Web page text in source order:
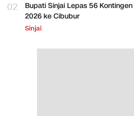
02
Bupati Sinjai Lepas 56
2026 ke Cibubur
Sinjai